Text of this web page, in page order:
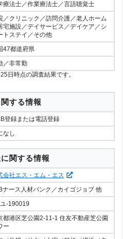
療法士／作業療法士／言語聴覚士
／クリニック／訪問介護／老人ホーム
宅施設／デイサービス／デイケア／シ
トステイ／その他
47都道府県
／非常勤
日時点の調査結果です。
する情報
登録または電話登録
なし
関する情報
会社エス・エム・エス
ナース人材バンク／カイゴジョブ 他
-190019
都港区芝公園2-11-1 住友不動産芝公園
ー